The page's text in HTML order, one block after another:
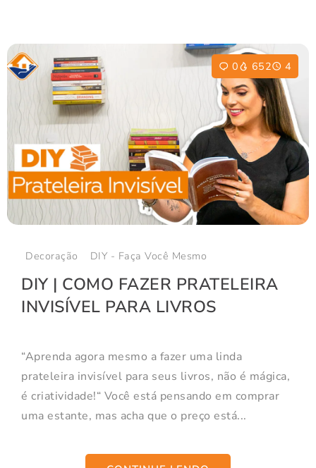
0 652 4
Decoração DIY - Faça Você Mesmo
DIY | COMO FAZER PRATELEIRA
INVISÍVEL PARA LIVROS
“Aprenda agora mesmo a fazer uma linda
prateleira invisível para seus livros, não é mágica,
é criatividade!“ Você está pensando em comprar
uma estante, mas acha que o preço está...